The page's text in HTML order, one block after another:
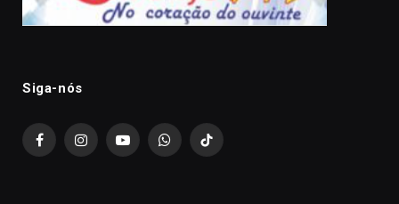
Siga-nós
FacebookInstagramYouTubeWhatsAppTikTok